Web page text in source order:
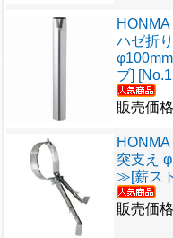
ハゼ折
ブ]
販売価格
突支え
≫[薪ス
販売価格